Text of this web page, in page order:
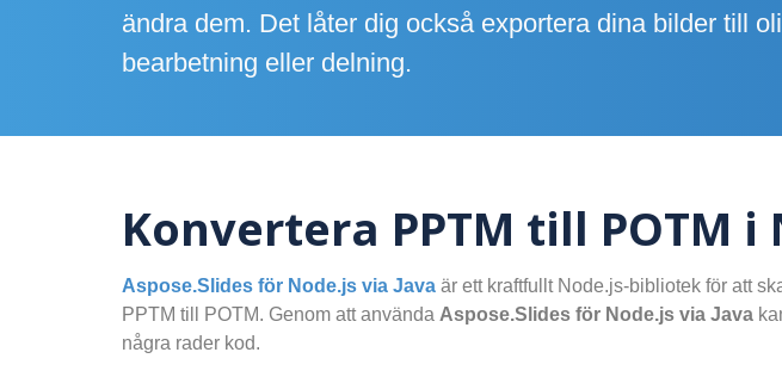
ändra dem. Det låter dig också exportera dina bilder till
bearbetning eller delning.
Konvertera PPTM till POTM i
Aspose.Slides för Node.js via Java är ett kraftfullt Node.js-bibliotek för att
PPTM till POTM. Genom att använda Aspose.Slides för Node.js via Java
några rader kod.